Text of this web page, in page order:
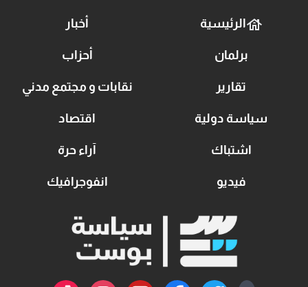
الرئيسية أخبار
برلمان أحزاب
تقارير نقابات و مجتمع مدني
سياسة دولية اقتصاد
اشتباك آراء حرة
فيديو انفوجرافيك